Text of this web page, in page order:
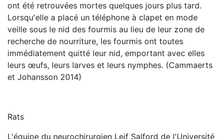
ont été retrouvées mortes quelques jours plus tard.
Lorsqu'elle a placé un téléphone à clapet en mode
veille sous le nid des fourmis au lieu de leur zone de
recherche de nourriture, les fourmis ont toutes
immédiatement quitté leur nid, emportant avec elles
leurs œufs, leurs larves et leurs nymphes. (Cammaerts
et Johansson 2014)
Rats
L'équipe du neurochirurgien Leif Salford de l'Université